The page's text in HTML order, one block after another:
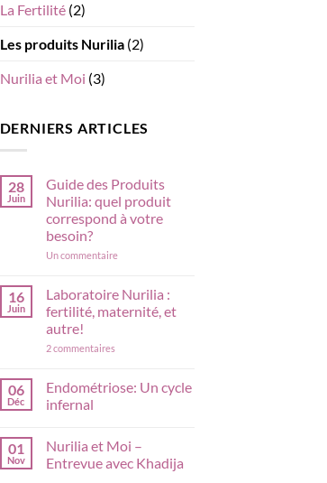
La Fertilité(2)
Les produits Nurilia(2)
Nurilia et Moi (3)
DERNIERS ARTICLES
28
Juin
Guide des Produits
Nurilia: quel produit
correspond à votre
besoin?
Un commentairesur
Produits
Nurilia:
quel
16
Juin
Laboratoire Nurilia :
fertilité, maternité, et
autre!
2 commentairessur
fertilité,
06
Déc
Endométriose: Un cycle
infernal
sur
Endométriose:
Un
01
Nov
Nurilia et Moi –
Entrevue avec Khadija